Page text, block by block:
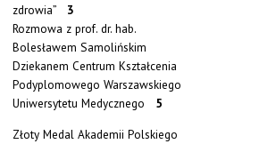
zdrowia” 3
Rozmowa z prof. dr. hab.
Bolesławem Samolińskim
Dziekanem Centrum Kształcenia
Podyplomowego Warszawskiego
Uniwersytetu Medycznego 5
Złoty Medal Akademii Polskiego